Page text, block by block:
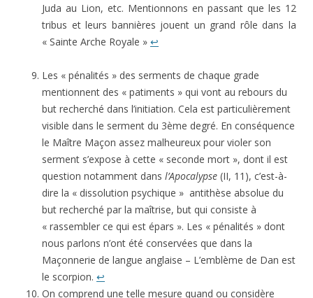
Juda au Lion, etc. Mentionnons en passant que les 12
tribus et leurs bannières jouent un grand rôle dans la
« Sainte Arche Royale » ↩
Les « pénalités » des serments de chaque grade
mentionnent des « patiments » qui vont au rebours du
but recherché dans l’initiation. Cela est particulièrement
visible dans le serment du 3ème degré. En conséquence
le Maître Maçon assez malheureux pour violer son
serment s’expose à cette « seconde mort », dont il est
question notamment dans l’Apocalypse (II, 11), c’est-à-
dire la « dissolution psychique » antithèse absolue du
but recherché par la maîtrise, but qui consiste à
« rassembler ce qui est épars ». Les « pénalités » dont
nous parlons n’ont été conservées que dans la
Maçonnerie de langue anglaise – L’emblème de Dan est
le scorpion. ↩
On comprend une telle mesure quand ou considère